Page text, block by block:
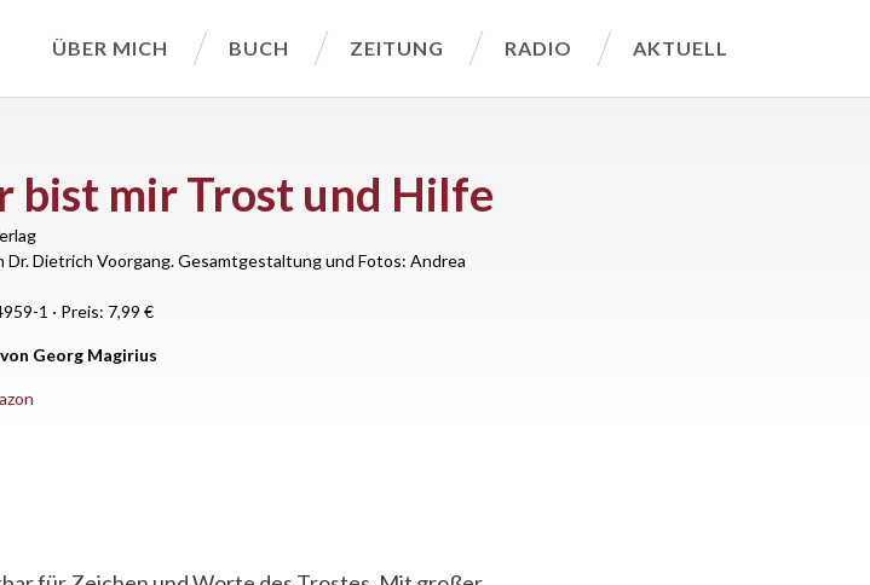
ÜBER MICH BUCH ZEITUNG RADIO AKTUELL
bist mir Trost und Hilfe
Dr. Dietrich Voorgang. Gesamtgestaltung und Fotos: Andrea
1 · Preis: 7,99 €
Georg Magirius